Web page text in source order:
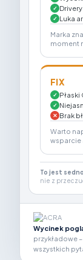
✓
✓ Luka
Marka
moment
FIX
✓
✓
✕ Brak
Warto
wsparcie
To jest
nie z
Wycinek
przykładowe
wszystkich